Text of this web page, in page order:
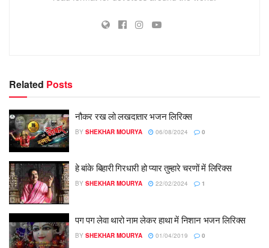
Related Posts
नौकर रख लो लखदातार भजन लिरिक्स
BY SHEKHAR MOURYA 06/08/2024 0
हे बांके बिहारी गिरधारी हो प्यार तुम्हारे चरणों में लिरिक्स
BY SHEKHAR MOURYA 22/02/2024 1
पग पग लेवा थारो नाम लेकर हाथा में निशान भजन लिरिक्स
BY SHEKHAR MOURYA 01/04/2019 0